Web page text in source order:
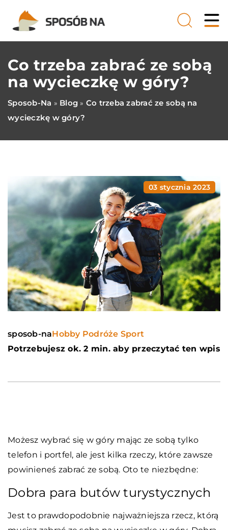
Co trzeba zabrać ze sobą
na wycieczkę w góry?
Sposob-Na » Blog » Co trzeba zabrać ze sobą na
wycieczkę w góry?
03 stycznia 2023
sposob-naHobby Podróże Sport
Potrzebujesz ok. 2 min. aby przeczytać ten wpis
Możesz wybrać się w góry mając ze sobą tylko
telefon i portfel, ale jest kilka rzeczy, które zawsze
powinieneś zabrać ze sobą. Oto te niezbędne:
Dobra para butów turystycznych
Jest to prawdopodobnie najważniejsza rzecz, którą